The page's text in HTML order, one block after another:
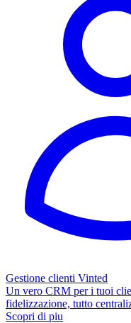
Gestione clienti Vinted
Un vero CRM per i tuoi
fidelizzazione, tutto
Scopri di piu